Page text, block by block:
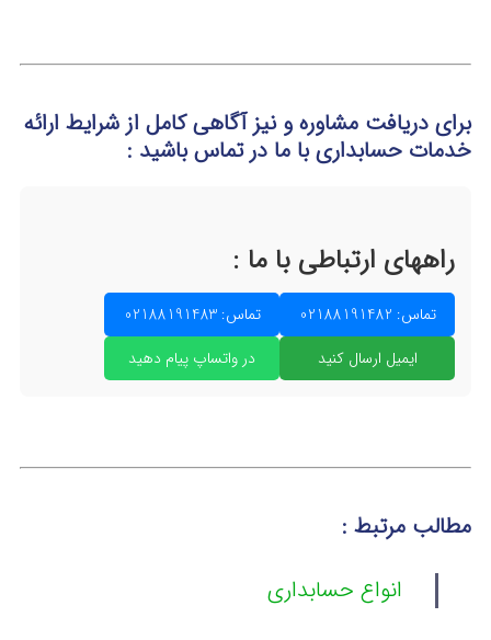
برای دریافت مشاوره و نیز آگاهی کامل از شرایط ارائه
خدمات حسابداریبا ما در تماسباشید :
راههای ارتباطی با ما :
تماس: 02188191482
تماس: 02188191483
ایمیل ارسال کنید
در واتساپ پیام دهید
مطالب مرتبط :
انواع حسابداری